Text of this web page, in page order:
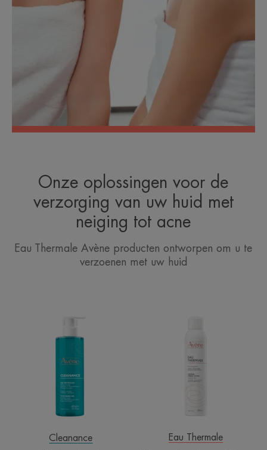
Onze oplossingen voor de
verzorging van uw huid met
neiging tot acne
Eau Thermale Avène producten ontworpen om u te
verzoenen met uw huid
Cleanance
van
Spray
Eau Thermale